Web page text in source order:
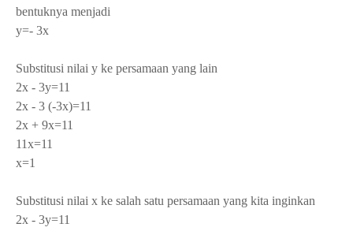
bentuknya menjadi
y=- 3x
Substitusi nilai y ke persamaan yang lain
2x - 3y=11
2x - 3 (-3x)=11
2x + 9x=11
11x=11
x=1
Substitusi nilai x ke salah satu persamaan yang kita inginkan
2x - 3y=11